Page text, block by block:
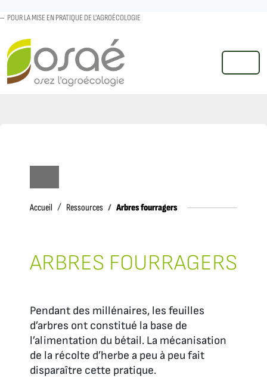
POUR LA MISE EN PRATIQUE DE L'AGROÉCOLOGIE
MENU
Accueil AccueilRessources Arbres fourragers
ARBRES FOURRAGERS
Pendant des millénaires, les feuilles
d’arbres ont constitué la base de
l’alimentation du bétail. La mécanisation
de la récolte d’herbe a peu à peu fait
disparaître cette pratique.